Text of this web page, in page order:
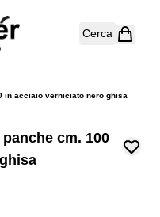
Cerca
in acciaio verniciato nero ghisa
cm. 100